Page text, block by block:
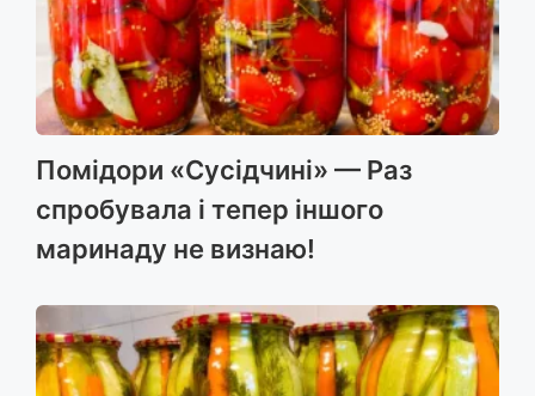
Помідори «Сусідчині» — Раз
спробувала і тепер іншого
маринаду не визнаю!